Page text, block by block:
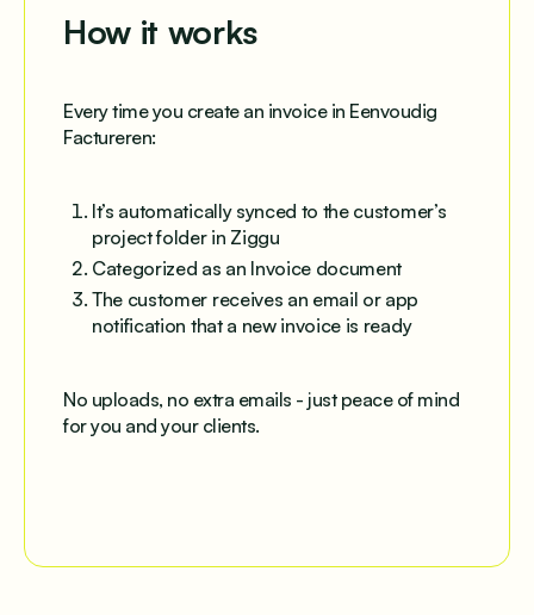
How it works
Every time you create an invoice in Eenvoudig
Factureren:
It’s automatically synced to the customer’s
project folder in Ziggu
Categorized as an Invoice document
The customer receives an email or app
notification that a new invoice is ready
No uploads, no extra emails - just peace of mind
for you and your clients.